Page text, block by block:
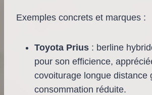
Exemples concrets et marques :
Toyota Prius : berline
pour son efficience,
covoiturage longue distance
consommation réduite.